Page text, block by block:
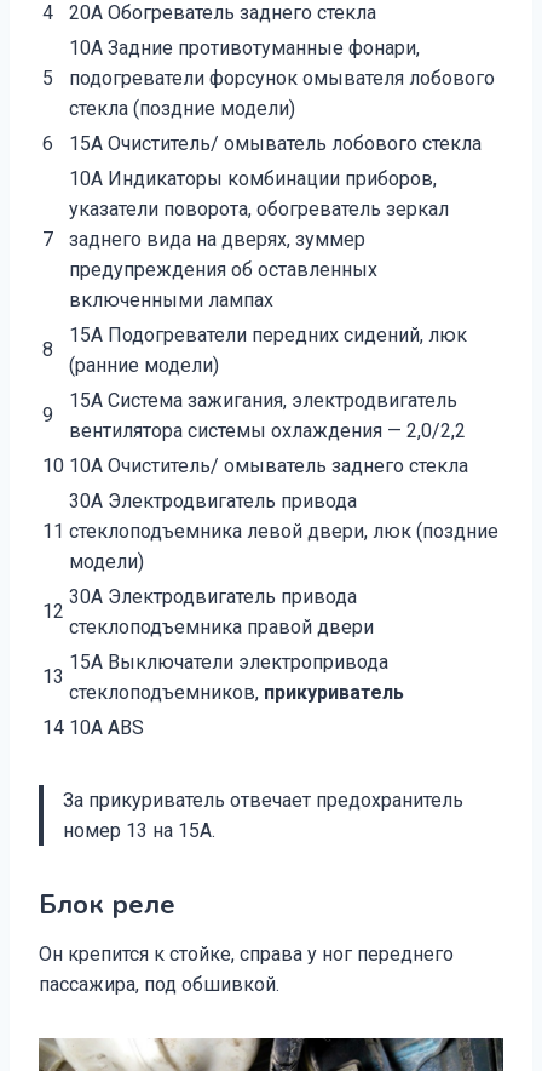
4
20А Обогреватель заднего стекла
5
10А Задние противотуманные фонари,
подогреватели форсунок омывателя лобового
стекла (поздние модели)
6
15A Очиститель/ омыватель лобового стекла
7
10А Индикаторы комбинации приборов,
указатели поворота, обогреватель зеркал
заднего вида на дверях, зуммер
предупреждения об оставленных
включенными лампах
8
15A Подогреватели передних сидений, люк
(ранние модели)
9
15A Система зажигания, электродвигатель
вентилятора системы охлаждения — 2,0/2,2
10 10A Очиститель/ омыватель заднего стекла
11
30A Электродвигатель привода
стеклоподъемника левой двери, люк (поздние
модели)
12
30A Электродвигатель привода
стеклоподъемника правой двери
13
15A Выключатели электропривода
стеклоподъемников, прикуриватель
14 10A ABS
За прикуриватель отвечает предохранитель
номер 13 на 15А.
Блок реле
Он крепится к стойке, справа у ног переднего
пассажира, под обшивкой.